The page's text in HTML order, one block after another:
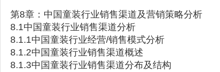
第8章：中国童装行业销售渠道及营销策略分析
8.1中国童装行业销售渠道分析
8.1.1中国童装行业经营/销售模式分析
8.1.2中国童装行业销售渠道概述
8.1.3中国童装行业销售渠道分布及结构